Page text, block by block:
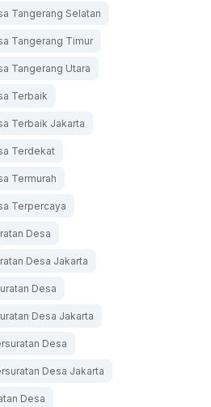
Tangerang Selatan
Tangerang Timur
Tangerang Utara
Terbaik
Terbaik Jakarta
Terdekat
Termurah
Terpercaya
Desa
Desa Jakarta
Desa
Desa Jakarta
Desa
Desa Jakarta
Desa